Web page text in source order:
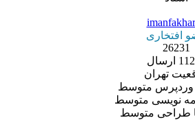
افتخاری
26231
ارسال
تهران
وردپرس متوسط
نویسی متوسط
طراحی متوسط